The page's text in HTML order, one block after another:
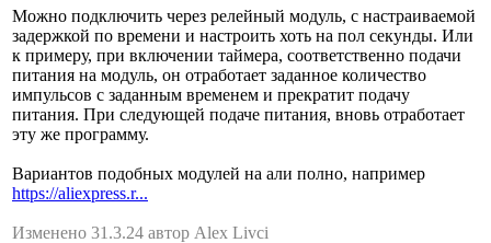
Можно подключить через релейный модуль, с настраиваемой
задержкой по времени и настроить хоть на пол секунды. Или
к примеру, при включении таймера, соответственно подачи
питания на модуль, он отработает заданное количество
импульсов с заданным временем и прекратит подачу
питания. При следующей подаче питания, вновь отработает
эту же программу.
Вариантов подобных модулей на али полно, например
https://aliexpress.r...
Изменено 31.3.24 автор Alex Livci